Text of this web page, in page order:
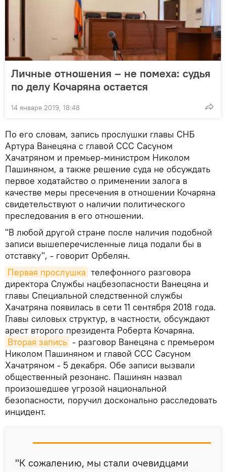
Личные отношения – не помеха: судья
по делу Кочаряна остается
14 января 2019, 18:48
По его словам, запись прослушки главы СНБ
Артура Ванецяна с главой ССС Сасуном
Хачатряном и премьер-министром Николом
Пашиняном, а также решение суда не обсуждать
первое ходатайство о применении залога в
качестве меры пресечения в отношении Кочаряна
свидетельствуют о наличии политического
преследования в его отношении.
"В любой другой стране после наличия подобной
записи вышеперечисленные лица подали бы в
отставку", - говорит Орбелян.
Первая прослушка телефонного разговора
директора Службы нацбезопасности Ванецяна и
главы Специальной следственной службы
Хачатряна появилась в сети 11 сентября 2018 года.
Главы силовых структур, в частности, обсуждают
арест второго президента Роберта Кочаряна.
Вторая запись - разговор Ванецяна с премьером
Николом Пашиняном и главой ССС Сасуном
Хачатряном - 5 декабря. Обе записи вызвали
общественный резонанс. Пашинян назвал
произошедшее угрозой национальной
безопасности, поручил досконально расследовать
инцидент.
"К сожалению, мы стали очевидцами